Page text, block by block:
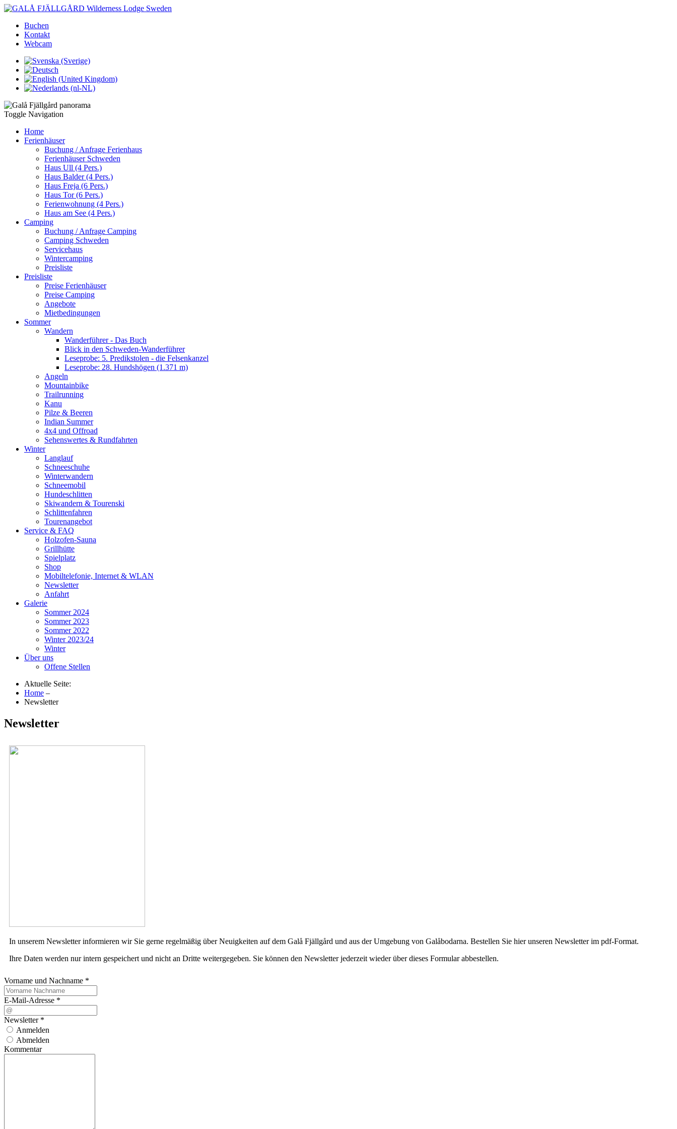
Buchen
Kontakt
Webcam
Toggle Navigation
Home
Ferienhäuser
Buchung / Anfrage Ferienhaus
Ferienhäuser Schweden
Haus Ull (4 Pers.)
Haus Balder (4 Pers.)
Haus Freja (6 Pers.)
Haus Tor (6 Pers.)
Ferienwohnung (4 Pers.)
Haus am See (4 Pers.)
Camping
Buchung / Anfrage Camping
Camping Schweden
Servicehaus
Wintercamping
Preisliste
Preisliste
Preise Ferienhäuser
Preise Camping
Angebote
Mietbedingungen
Sommer
Wandern
Wanderführer - Das Buch
Blick in den Schweden-Wanderführer
Leseprobe: 5. Predikstolen - die Felsenkanzel
Leseprobe: 28. Hundshögen (1.371 m)
Angeln
Mountainbike
Trailrunning
Kanu
Pilze & Beeren
Indian Summer
4x4 und Offroad
Sehenswertes & Rundfahrten
Winter
Langlauf
Schneeschuhe
Winterwandern
Schneemobil
Hundeschlitten
Skiwandern & Tourenski
Schlittenfahren
Tourenangebot
Service & FAQ
Holzofen-Sauna
Grillhütte
Spielplatz
Shop
Mobiltelefonie, Internet & WLAN
Newsletter
Anfahrt
Galerie
Sommer 2024
Sommer 2023
Sommer 2022
Winter 2023/24
Winter
Über uns
Offene Stellen
Aktuelle Seite:
Home –
Newsletter
Newsletter
In unserem Newsletter informieren wir Sie gerne regelmäßig über Neuigkeiten auf dem Galå Fjällgård und aus der Umgebung von Galåbodarna. Bestellen Sie hier unseren Newsletter im pdf-Format.
Ihre Daten werden nur intern gespeichert und nicht an Dritte weitergegeben. Sie können den Newsletter jederzeit wieder über dieses Formular abbestellen.
Vorname und Nachname *
E-Mail-Adresse *
Newsletter *
Anmelden
Abmelden
Kommentar